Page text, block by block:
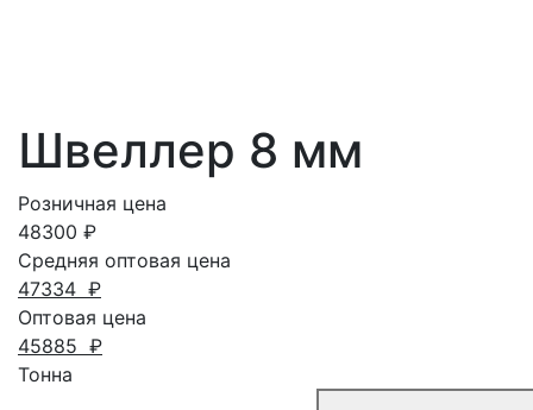
Швеллер 8 мм
Розничная цена
48300 ₽
Средняя оптовая цена
47334 ₽
Оптовая цена
45885 ₽
Тонна